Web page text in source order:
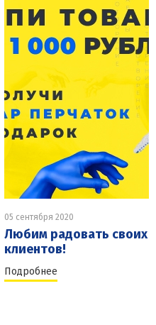
05 сентября 2020
Любим радовать своих
клиентов!
Подробнее